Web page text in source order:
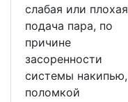
слабая или плохая
подача пара, по
причине
засоренности
системы накипью,
поломкой